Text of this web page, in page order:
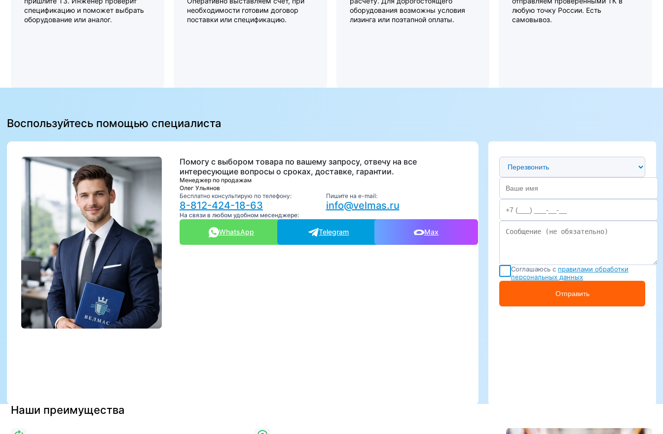
спецификацию и поможет выбрать
оборудование или аналог.
необходимости готовим договор
поставки или спецификацию.
оборудования возможны условия
лизинга или поэтапной оплаты.
любую точку России. Есть
самовывоз.
Воспользуйтесь помощью специалиста
Помогу с выбором товара по вашему запросу, отвечу на все
интересующие вопросы о сроках, доставке, гарантии.
Менеджер по продажам
Олег Ульянов
Бесплатно консультирую по телефону:
8-812-424-18-63
Пишите на e-mail:
info@velmas.ru
На связи в любом удобном месенджере:
WhatsApp Telegram Max
Предпочтительный способ связи
Соглашаюсь с правилами обработки
персональных данных
Отправить
Наши преимущества